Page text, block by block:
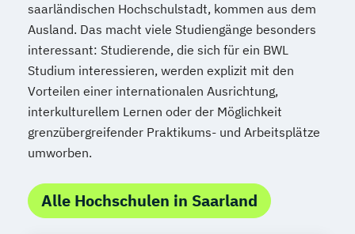
saarländischen Hochschulstadt, kommen aus dem
Ausland. Das macht viele Studiengänge besonders
interessant: Studierende, die sich für ein BWL
Studium interessieren, werden explizit mit den
Vorteilen einer internationalen Ausrichtung,
interkulturellem Lernen oder der Möglichkeit
grenzübergreifender Praktikums- und Arbeitsplätze
umworben.
Alle Hochschulen in Saarland